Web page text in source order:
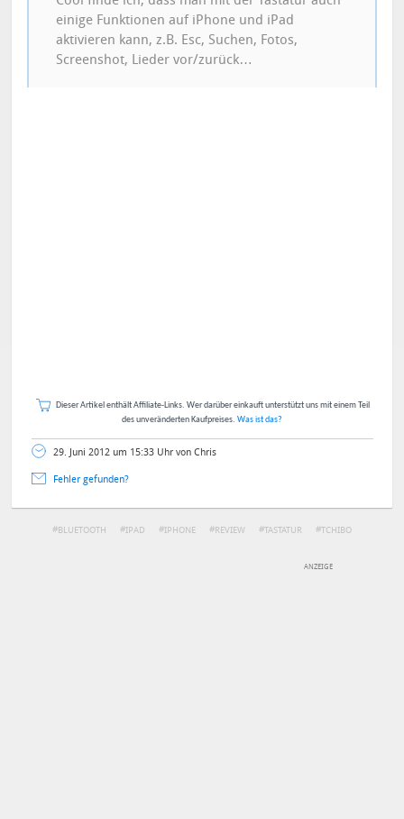
einige Funktionen auf iPhone und iPad
aktivieren kann, z.B. Esc, Suchen, Fotos,
Screenshot, Lieder vor/zurück…
Dieser Artikel enthält Affiliate-Links. Wer darüber einkauft unterstützt uns mit einem Teil
des unveränderten Kaufpreises. Was ist das?
29. Juni 2012 um 15:33 Uhr von Chris
Fehler gefunden?
BLUETOOTH IPAD IPHONE REVIEW TASTATUR TCHIBO